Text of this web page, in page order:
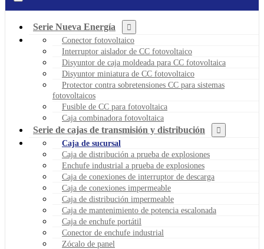
Serie Nueva Energía
Conector fotovoltaico
Interruptor aislador de CC fotovoltaico
Disyuntor de caja moldeada para CC fotovoltaica
Disyuntor miniatura de CC fotovoltaico
Protector contra sobretensiones CC para sistemas
fotovoltaicos
Fusible de CC para fotovoltaica
Caja combinadora fotovoltaica
Serie de cajas de transmisión y distribución
Caja de sucursal
Caja de distribución a prueba de explosiones
Enchufe industrial a prueba de explosiones
Caja de conexiones de interruptor de descarga
Caja de conexiones impermeable
Caja de distribución impermeable
Caja de mantenimiento de potencia escalonada
Caja de enchufe portátil
Conector de enchufe industrial
Zócalo de panel